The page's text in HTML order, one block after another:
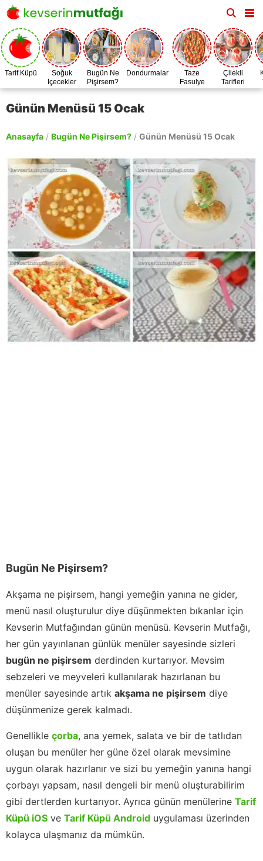
Tarif Küpü
Soğuk
İçecekler
Bugün Ne
Pişirsem?
Dondurmalar
Taze
Fasulye
Zamanı
Çilekli
Tarifleri
Günün Menüsü 15 Ocak
Anasayfa / Bugün Ne Pişirsem? / Günün Menüsü 15 Ocak
Bugün Ne Pişirsem?
Akşama ne pişirsem, hangi yemeğin yanına ne gider,
menü nasıl oluşturulur diye düşünmekten bıkanlar için
Kevserin Mutfağından günün menüsü. Kevserin Mutfağı,
her gün yayınlanan günlük menüler sayesinde sizleri
bugün ne pişirsem derdinden kurtarıyor. Mevsim
sebzeleri ve meyveleri kullanılarak hazırlanan bu
menüler sayesinde artık akşama ne pişirsem diye
düşünmenize gerek kalmadı.
Genellikle çorba, ana yemek, salata ve bir de tatlıdan
oluşan bu menüler her güne özel olarak mevsimine
uygun olarak hazırlanır ve sizi bu yemeğin yanına hangi
çorbayı yapsam, nasıl dengeli bir menü oluşturabilirim
gibi dertlerden kurtarıyor. Ayrıca günün menülerine Tarif
Küpü iOS ve Tarif Küpü Android uygulaması üzerinden
kolayca ulaşmanız da mümkün.